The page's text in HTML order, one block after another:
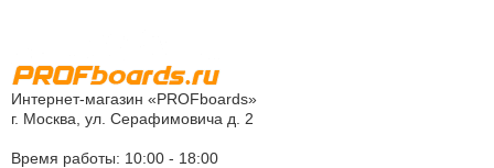
Интернет-магазин «PROFboards»
г. Москва, ул. Серафимовича д. 2
Время работы: 10:00 - 18:00